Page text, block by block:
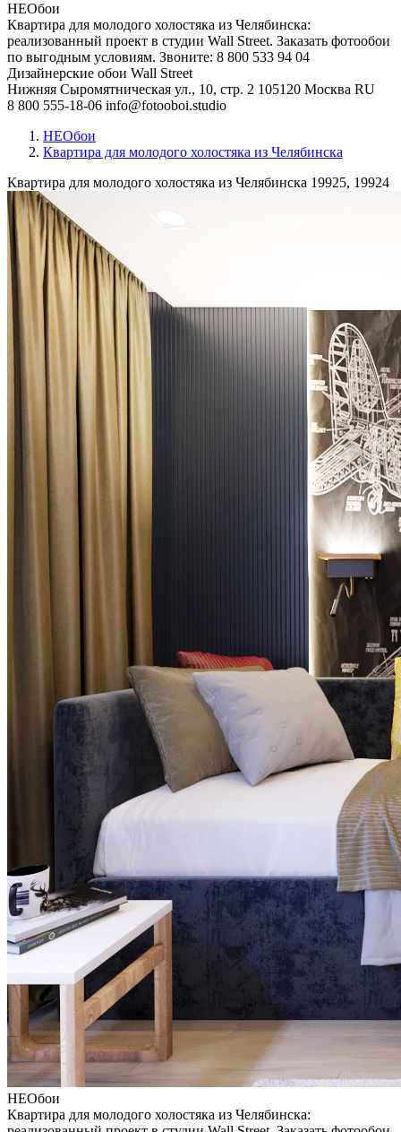
НЕОбои
Квартира для молодого холостяка из Челябинска:
реализованный проект в студии Wall Street. Заказать фотообои
по выгодным условиям. Звоните: 8 800 533 94 04
Дизайнерские обои Wall Street
Нижняя Сыромятническая ул., 10, стр. 2 105120 Москва RU
8 800 555-18-06 info@fotooboi.studio
НЕОбои
Квартира для молодого холостяка из Челябинска
Квартира для молодого холостяка из Челябинска 19925, 19924
НЕОбои
Квартира для молодого холостяка из Челябинска: